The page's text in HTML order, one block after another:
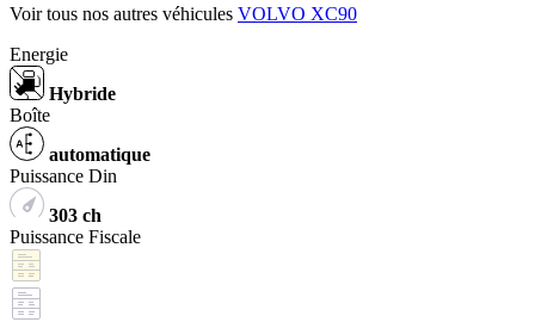
Voir tous nos autres véhicules VOLVO XC90
Energie
Hybride
Boîte
automatique
Puissance Din
303 ch
Puissance Fiscale